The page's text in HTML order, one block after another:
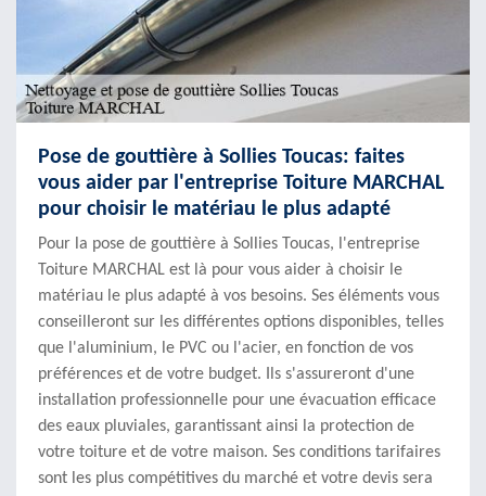
Pose de gouttière à Sollies Toucas: faites
vous aider par l'entreprise Toiture MARCHAL
pour choisir le matériau le plus adapté
Pour la pose de gouttière à Sollies Toucas, l'entreprise
Toiture MARCHAL est là pour vous aider à choisir le
matériau le plus adapté à vos besoins. Ses éléments vous
conseilleront sur les différentes options disponibles, telles
que l'aluminium, le PVC ou l'acier, en fonction de vos
préférences et de votre budget. Ils s'assureront d'une
installation professionnelle pour une évacuation efficace
des eaux pluviales, garantissant ainsi la protection de
votre toiture et de votre maison. Ses conditions tarifaires
sont les plus compétitives du marché et votre devis sera